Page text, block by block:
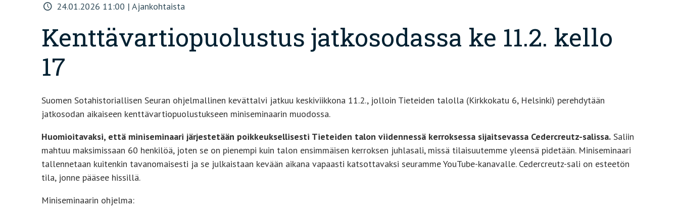
24.01.2026 11:00 | Ajankohtaista
Kenttävartiopuolustus jatkosodassa ke 11.2. kello
17
Suomen Sotahistoriallisen Seuran ohjelmallinen kevättalvi jatkuu keskiviikkona 11.2., jolloin Tieteiden talolla (Kirkkokatu 6, Helsinki) perehdytään
jatkosodan aikaiseen kenttävartiopuolustukseen miniseminaarin muodossa.
Huomioitavaksi, että miniseminaari järjestetään poikkeuksellisesti Tieteiden talon viidennessä kerroksessa sijaitsevassa Cedercreutz-salissa. Saliin
mahtuu maksimissaan 60 henkilöä, joten se on pienempi kuin talon ensimmäisen kerroksen juhlasali, missä tilaisuutemme yleensä pidetään. Miniseminaari
tallennetaan kuitenkin tavanomaisesti ja se julkaistaan kevään aikana vapaasti katsottavaksi seuramme YouTube-kanavalle. Cedercreutz-sali on esteetön
tila, jonne pääsee hissillä.
Miniseminaarin ohjelma: